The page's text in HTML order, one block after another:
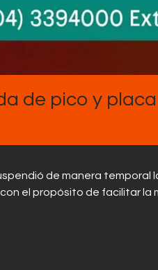
de pico y
de manera temporal
el propósito de facilitar la